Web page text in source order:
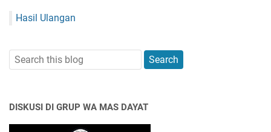
Hasil Ulangan
DISKUSI DI GRUP WA MAS DAYAT